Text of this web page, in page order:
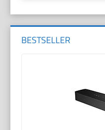
BESTSELLER